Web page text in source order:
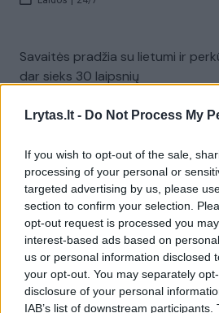
Lrytas.lt - Do Not Process My
If you wish to opt-out of the sale,
processing of your personal or
targeted advertising by us, please
section to confirm your selection.
opt-out request is processed you
interest-based ads based on
us or personal information disclosed
your opt-out. You may separately
disclosure of your personal
IAB’s list of downstream
Savaitės pradžia su lietumi ir
dar sieks 30 laipsnių
Visi įrašai
Žiūrimiausi
Vaizdai iš tragiškos avarijos